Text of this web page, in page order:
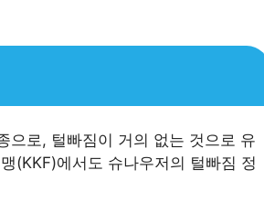
로, 털빠짐이 거의 없는 것으로 유
(KKF)에서도 슈나우저의 털빠짐 정